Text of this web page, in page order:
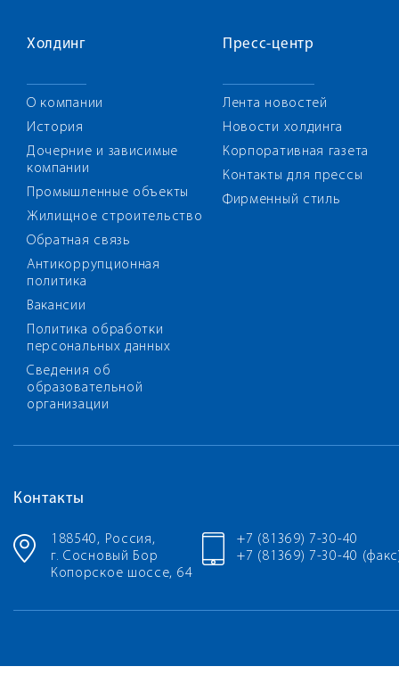
Холдинг
О компании
История
Дочерние и зависимые
компании
Промышленные объекты
Жилищное строительство
Обратная связь
Антикоррупционная
политика
Вакансии
Политика обработки
персональных данных
Сведения об
образовательной
организации
Пресс-центр
Лента новостей
Новости холдинга
Корпоративная газета
Контакты для прессы
Фирменный стиль
Контакты
188540, Россия,
г. Сосновый Бор
Копорское шоссе, 64
+7 (81369) 7-30-40
+7 (81369) 7-30-40